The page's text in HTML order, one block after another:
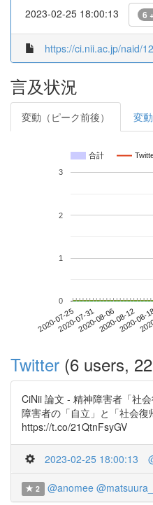
2023-02-25 18:00:13 6
https://ci.nii.ac.jp/naid/
言及状況
変動（ピーク前後） 変
合計
2020-07-252020-07-312020-08-062020-08-12
2020-08-
0
1
2
3
Twitter (6 users,
CiNii 論文 - 精神障害者「社
障害者の「自立」と「社会
https://t.co/21QtnFsyGV
2023-02-25 18:00:13
2 @anomee